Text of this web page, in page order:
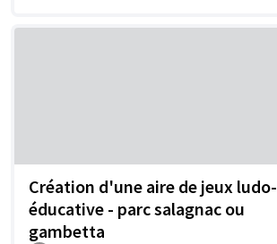
Création d'une aire de jeux ludo-
éducative - parc salagnac ou
gambetta